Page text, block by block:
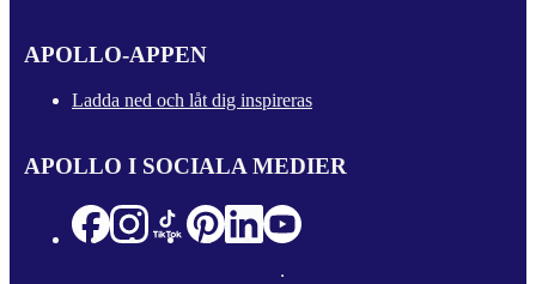
APOLLO-APPEN
Ladda ned och låt dig inspireras
APOLLO I SOCIALA MEDIER